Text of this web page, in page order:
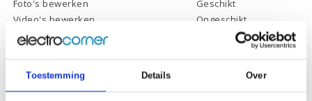
Toestemming Details Over
Foto's bewerken
Geschikt
Video's bewerken
Ongeschikt
Gamen
Ongeschikt